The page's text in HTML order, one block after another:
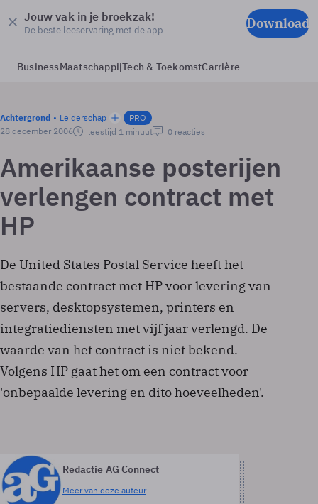
Jouw vak in je broekzak!
De beste leeservaring met de app Download
BusinessMaatschappijTech & ToekomstCarrière
Achtergrond Leiderschap
PRO
28 december 2006
leestijd 1 minuut 0 reacties
Amerikaanse posterijen
verlengen contract met
HP
De United States Postal Service heeft het
bestaande contract met HP voor levering van
servers, desktopsystemen, printers en
integratiediensten met vijf jaar verlengd. De
waarde van het contract is niet bekend.
Volgens HP gaat het om een contract voor
'onbepaalde levering en dito hoeveelheden'.
Redactie AG Connect
Meer van deze auteur